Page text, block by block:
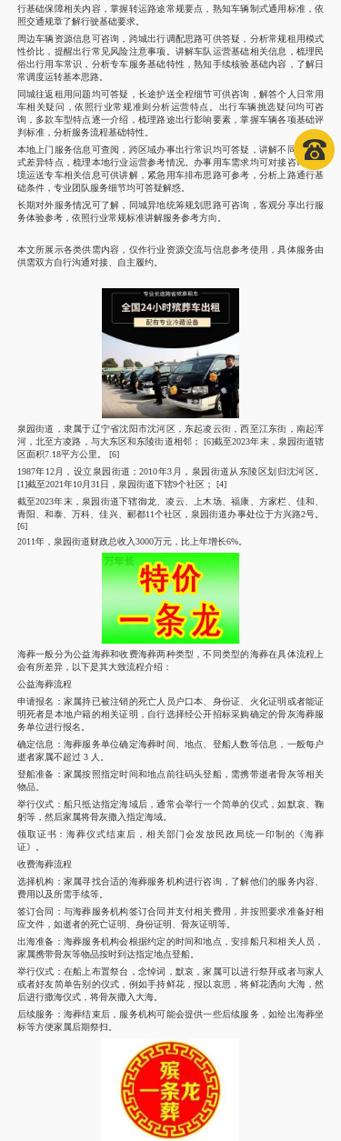
行基础保障相关内容，掌握转运路途常规要点，熟知车辆制式通用标准，依
照交通规章了解行驶基础要求。
周边车辆资源信息可咨询，跨城出行调配思路可供答疑，分析常规租用模式
性价比，提醒出行常见风险注意事项。讲解车队运营基础相关信息，梳理民
俗出行用车常识，分析专车服务基础特性，熟知手续核验基础内容，了解日
常调度运转基本思路。
同城往返租用问题均可答疑，长途护送全程细节可供咨询，解答个人日常用
车相关疑问，依照行业常规准则分析运营特点。出行车辆挑选疑问均可咨
询，多款车型特点逐一介绍，梳理路途出行影响要素，掌握车辆各项基础评
判标准，分析服务流程基础特性。
本地上门服务信息可查阅，跨区域办事出行常识均可答疑，讲解不同合作模
式差异特点，梳理本地行业运营参考情况。办事用车需求均可对接咨询，全
境运送专车相关信息可供讲解，紧急用车排布思路可参考，分析上路通行基
础条件，专业团队服务细节均可答疑解惑。
长期对外服务情况可了解，同城异地统筹规划思路可咨询，客观分享出行服
务体验参考，依照行业常规标准讲解服务参考方向。
本文所展示各类供需内容，仅作行业资源交流与信息参考使用，具体服务由
供需双方自行沟通对接、自主履约。
泉园街道，隶属于辽宁省沈阳市沈河区，东起凌云街，西至江东街，南起浑
河，北至方凌路，与大东区和东陵街道相邻； [6]截至2023年末，泉园街道辖
区面积7.18平方公里。 [6]
1987年12月，设立泉园街道；2010年3月，泉园街道从东陵区划归沈河区。
[1]截至2021年10月31日，泉园街道下辖9个社区； [4]
截至2023年末，泉园街道下辖御龙、凌云、上木场、福康、方家栏、佳和、
青阳、和泰、万科、佳兴、郦都11个社区，泉园街道办事处位于方兴路2号。
[6]
2011年，泉园街道财政总收入3000万元，比上年增长6%。
海葬一般分为公益海葬和收费海葬两种类型，不同类型的海葬在具体流程上
会有所差异，以下是其大致流程介绍：
公益海葬流程
申请报名：家属持已被注销的死亡人员户口本、身份证、火化证明或者能证
明死者是本地户籍的相关证明，自行选择经公开招标采购确定的骨灰海葬服
务单位进行报名。
确定信息：海葬服务单位确定海葬时间、地点、登船人数等信息，一般每户
逝者家属不超过 3 人。
登船准备：家属按照指定时间和地点前往码头登船，需携带逝者骨灰等相关
物品。
举行仪式：船只抵达指定海域后，通常会举行一个简单的仪式，如默哀、鞠
躬等，然后家属将骨灰撒入指定海域。
领取证书：海葬仪式结束后，相关部门会发放民政局统一印制的《海葬
证》。
收费海葬流程
选择机构：家属寻找合适的海葬服务机构进行咨询，了解他们的服务内容、
费用以及所需手续等。
签订合同：与海葬服务机构签订合同并支付相关费用，并按照要求准备好相
应文件，如逝者的死亡证明、身份证明、骨灰证明等。
出海准备：海葬服务机构会根据约定的时间和地点，安排船只和相关人员，
家属携带骨灰等物品按时到达指定地点登船。
举行仪式：在船上布置祭台，念悼词，默哀，家属可以进行祭拜或者与家人
或者好友简单告别的仪式，例如手持鲜花，报以哀思，将鲜花洒向大海，然
后进行撒海仪式，将骨灰撒入大海。
后续服务：海葬结束后，服务机构可能会提供一些后续服务，如绘出海葬坐
标等方便家属后期祭扫。